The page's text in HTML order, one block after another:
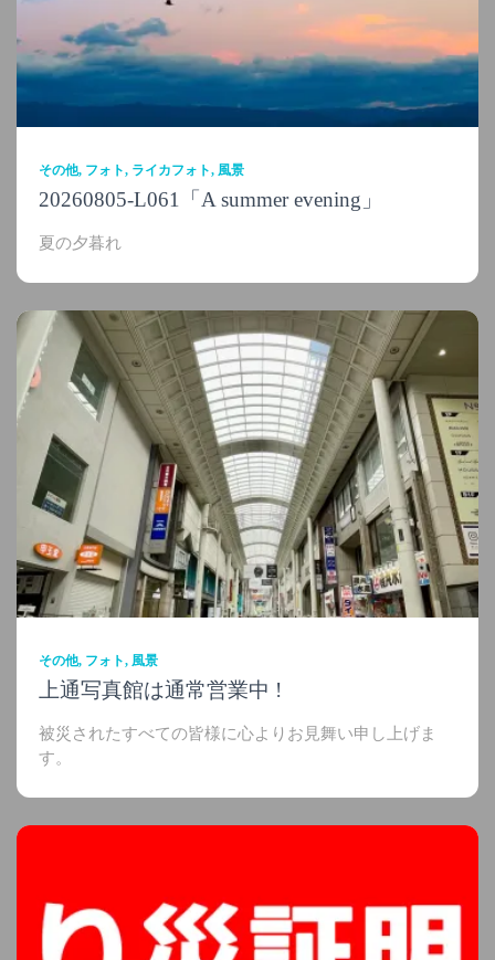
その他 フォト ライカフォト 風景
20260805-L061「A summer evening」
夏の夕暮れ
その他 フォト 風景
上通写真館は通常営業中 !
被災されたすべての皆様に心よりお見舞い申し上げま
す。